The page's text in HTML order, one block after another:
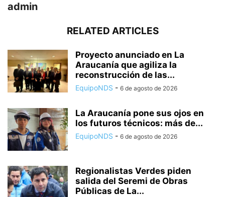
admin
RELATED ARTICLES
Proyecto anunciado en La
Araucanía que agiliza la
reconstrucción de las...
EquipoNDS - 6 de agosto de 2026
La Araucanía pone sus ojos en
los futuros técnicos: más de...
EquipoNDS - 6 de agosto de 2026
Regionalistas Verdes piden
salida del Seremi de Obras
Públicas de La...